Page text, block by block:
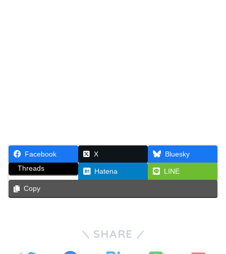
Facebook X
Bluesky
Threads
Hatena LINE
Copy
SHARE